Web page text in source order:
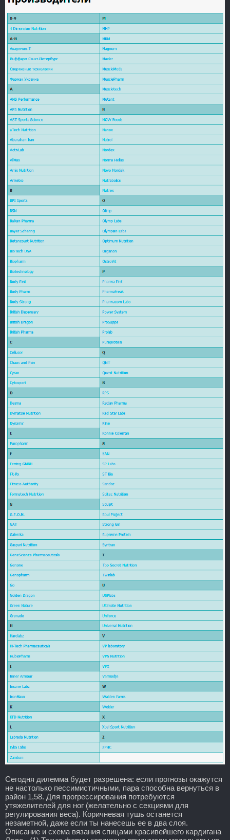
Сегодня дилемма будет разрешена: если прогнозы окажутся
не настолько пессимистичными, пара способна вернуться в
район 1,58. Для прогрессирования потребуются
утяжелителей для ног (желательно с секциями для
регулирования веса). Коричневая тушь останется
незаметной, даже если ты нанесешь ее в два слоя.
Описание и схема вязания спицами красивейшего кардигана